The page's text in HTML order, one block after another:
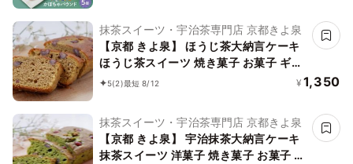
抹茶スイーツ・宇治茶専門店 京都きよ泉
【京都 きよ泉】 ほうじ茶大納言ケーキ
ほうじ茶スイーツ 焼き菓子 お菓子 ギフ
ト 誕生日
5(2)最短 8/12 ¥ 1,350
抹茶スイーツ・宇治茶専門店 京都きよ泉
【京都 きよ泉】 宇治抹茶大納言ケーキ
抹茶スイーツ 洋菓子 焼き菓子 お菓子 誕